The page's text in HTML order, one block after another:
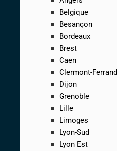
Belgique
Besançon
Bordeaux
Brest
Caen
Clermont-Ferrand
Dijon
Grenoble
Lille
Limoges
Lyon-Sud
Lyon Est